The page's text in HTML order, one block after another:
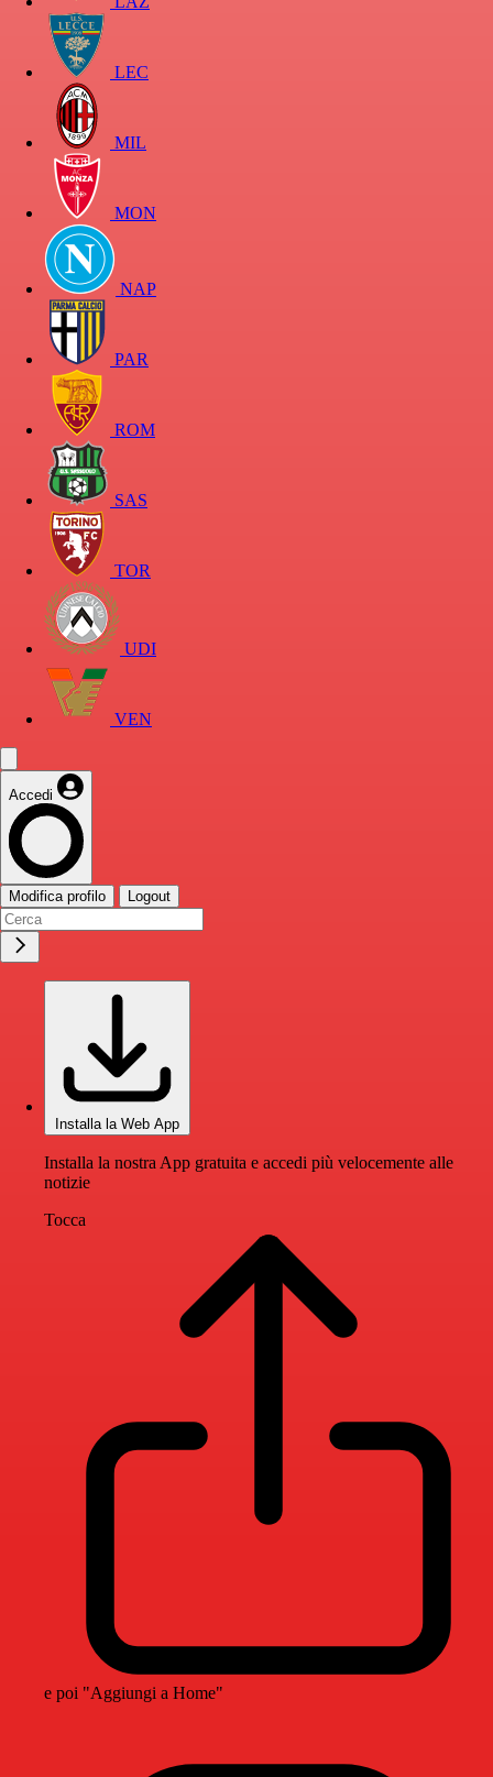
LEC
MIL
MON
NAP
PAR
ROM
SAS
TOR
UDI
VEN
Accedi
Modifica profilo Logout
Installa la Web App
Installa la nostra App gratuita e accedi più velocemente alle
notizie
Tocca
e poi "Aggiungi a Home"